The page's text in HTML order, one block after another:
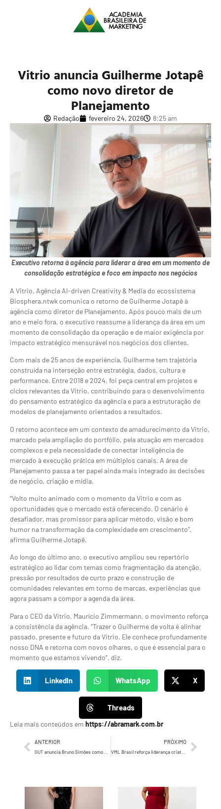
Vitrio anuncia Guilherme Jotapê
como novo diretor de
Planejamento
Redação fevereiro 24, 2026 8:25 am
Executivo retorna à agência para liderar a área em um momento de
consolidação estratégica e foco em impacto nos negócios
A Vitrio, Agência AI-driven Creativity & Media do ecossistema
Biosphera.ntwk comunica o retorno de Guilherme Jotapê à
agência como diretor de Planejamento. Após pouco mais de um
ano e meio fora, o executivo reassume a liderança da área em um
momento de consolidação da operação e de maior exigência por
impacto estratégico mensurável nos negócios dos clientes.
Com mais de 25 anos de experiência, Guilherme tem trajetória
construída na interseção entre estratégia, dados, cultura e
performance. Entre 2018 e 2024, foi peça central em projetos e
ciclos relevantes da Vitrio, contribuindo para o desenvolvimento
do pensamento estratégico da agência e para a estruturação de
modelos de planejamento orientados a resultados.
O retorno acontece em um contexto de amadurecimento da Vitrio,
marcado pela ampliação do portfólio, pela atuação em mercados
complexos e pela necessidade de conectar inteligência de
mercado à execução prática em múltiplos canais. A área de
Planejamento passa a ter papel ainda mais integrado às decisões
de negócio, criação e mídia.
“Volto muito animado com o momento da Vitrio e com as
oportunidades que o mercado está oferecendo. O cenário é
desafiador, mas promissor para aplicar método, visão e bom
humor na transformação da complexidade em crescimento”,
afirma Guilherme Jotapê.
Ao longo do último ano, o executivo ampliou seu repertório
estratégico ao lidar com temas como fragmentação da atenção,
pressão por resultados de curto prazo e construção de
comunidades relevantes em torno de marcas, experiências que
agora passam a compor a agenda da área.
Para o CEO da Vitrio, Maurício Zimmermann, o movimento reforça
a consistência da agência. “Trazer o Guilherme de volta é alinhar
passado, presente e futuro da Vitrio. Ele conhece profundamente
nosso DNA e retorna com novos olhares, o que é essencial para o
momento que estamos vivendo”, diz.
LinkedIn WhatsApp X
Threads
Leia mais conteúdos em https://abramark.com.br
ANTERIOR PRÓXIMO